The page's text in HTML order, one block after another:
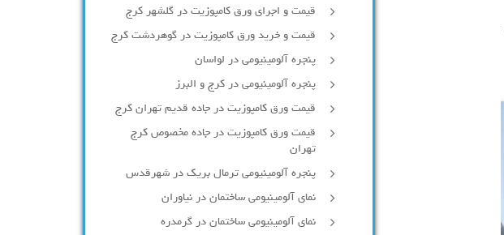
قیمت و اجرای ورق کامپوزیت در گلشهر کرج
قیمت و خرید ورق کامپوزیت در گوهردشت کرج
پنجره آلومینیومی در لواسان
پنجره آلومینیومی در کرج و البرز
قیمت ورق کامپوزیت در جاده قدیم تهران کرج
قیمت ورق کامپوزیت در جاده مخصوص کرج
تهران
پنجره آلومینیومی ترمال بریک در شهرقدس
نمای آلومینیومی ساختمان در نیاوران
نمای آلومینیومی ساختمان در گرمدره